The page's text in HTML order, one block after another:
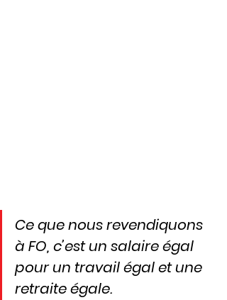
Ce que nous revendiquons
à FO, c’est un salaire égal
pour un travail égal et une
retraite égale.